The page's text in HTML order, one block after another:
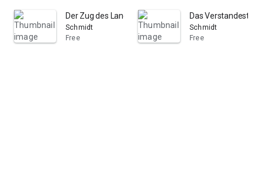
Der Zug des Landgrafen Wilhelm von Thüringen
Schmidt
Free
Das
Schmidt
Free